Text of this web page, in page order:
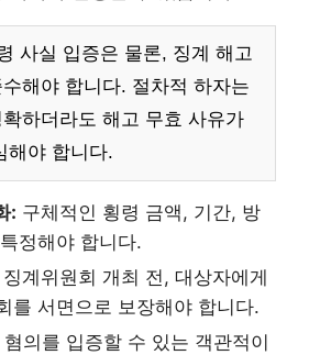
사실 입증은 물론, 징계 해고
해야 합니다. 절차적 하자는
하더라도 해고 무효 사유가
해야 합니다.
: 구체적인 횡령 금액, 기간, 방
정해야 합니다.
징계위원회 개최 전, 대상자에게
를 서면으로 보장해야 합니다.
혐의를 입증할 수 있는 객관적이